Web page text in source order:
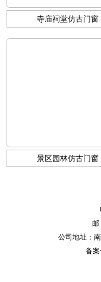
寺庙祠堂仿古门窗
景区园林仿古门窗
邮
公司地址：
备案